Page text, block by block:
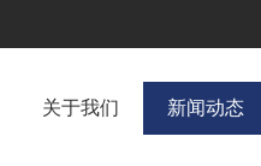
关于我们 新闻动态